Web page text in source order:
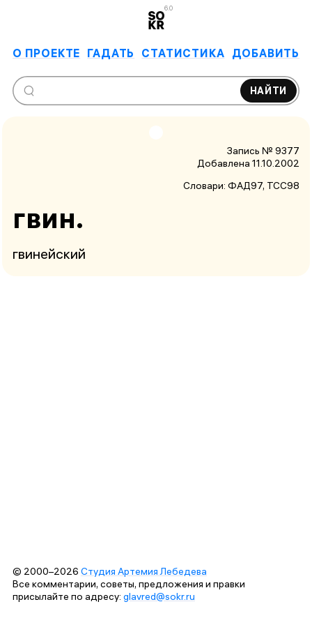
6.0
О ПРОЕКТЕ ГАДАТЬ СТАТИСТИКА ДОБАВИТЬ
НАЙТИ
Запись № 9377
Добавлена 11.10.2002
Словари: ФАД97, ТСС98
гвин.
гвинейский
© 2000–2026 Студия Артемия Лебедева
Все комментарии, советы, предложения и правки
присылайте по адресу: glavred@sokr.ru